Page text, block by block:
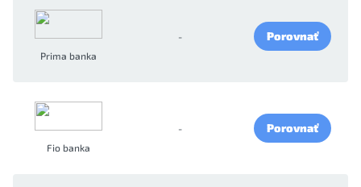
Prima banka
- Porovnať
Fio banka
- Porovnať